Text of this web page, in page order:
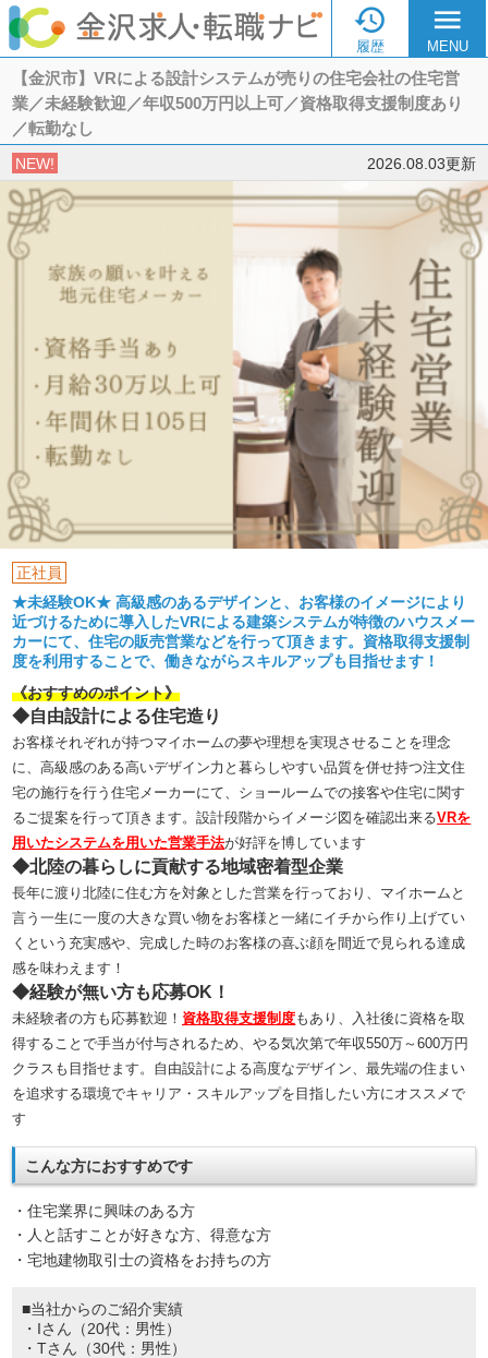

履歴
menu
MENU
【金沢市】VRによる設計システムが売りの住宅会社の住宅営
業／未経験歓迎／年収500万円以上可／資格取得支援制度あり
／転勤なし
NEW! 2026.08.03更新
正社員
★未経験OK★ 高級感のあるデザインと、お客様のイメージにより
近づけるために導入したVRによる建築システムが特徴のハウスメー
カーにて、住宅の販売営業などを行って頂きます。資格取得支援制
度を利用することで、働きながらスキルアップも目指せます！
《おすすめのポイント》
◆自由設計による住宅造り
お客様それぞれが持つマイホームの夢や理想を実現させることを理念
に、高級感のある高いデザイン力と暮らしやすい品質を併せ持つ注文住
宅の施行を行う住宅メーカーにて、ショールームでの接客や住宅に関す
るご提案を行って頂きます。設計段階からイメージ図を確認出来るVRを
用いたシステムを用いた営業手法が好評を博しています
◆北陸の暮らしに貢献する地域密着型企業
長年に渡り北陸に住む方を対象とした営業を行っており、マイホームと
言う一生に一度の大きな買い物をお客様と一緒にイチから作り上げてい
くという充実感や、完成した時のお客様の喜ぶ顔を間近で見られる達成
感を味わえます！
◆経験が無い方も応募OK！
未経験者の方も応募歓迎！ 資格取得支援制度もあり、入社後に資格を取
得することで手当が付与されるため、やる気次第で年収550万～600万円
クラスも目指せます。自由設計による高度なデザイン、最先端の住まい
を追求する環境でキャリア・スキルアップを目指したい方にオススメで
す
こんな方におすすめです
・住宅業界に興味のある方
・人と話すことが好きな方、得意な方
・宅地建物取引士の資格をお持ちの方
■当社からのご紹介実績
・Iさん（20代：男性）
・Tさん（30代：男性）